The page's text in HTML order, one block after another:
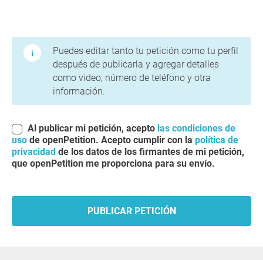
Puedes editar tanto tu petición como tu perfil
después de publicarla y agregar detalles
como video, número de teléfono y otra
información.
Al publicar mi petición, acepto las condiciones de
uso de openPetition. Acepto cumplir con la política de
privacidad de los datos de los firmantes de mi petición,
que openPetition me proporciona para su envío.
PUBLICAR PETICIÓN